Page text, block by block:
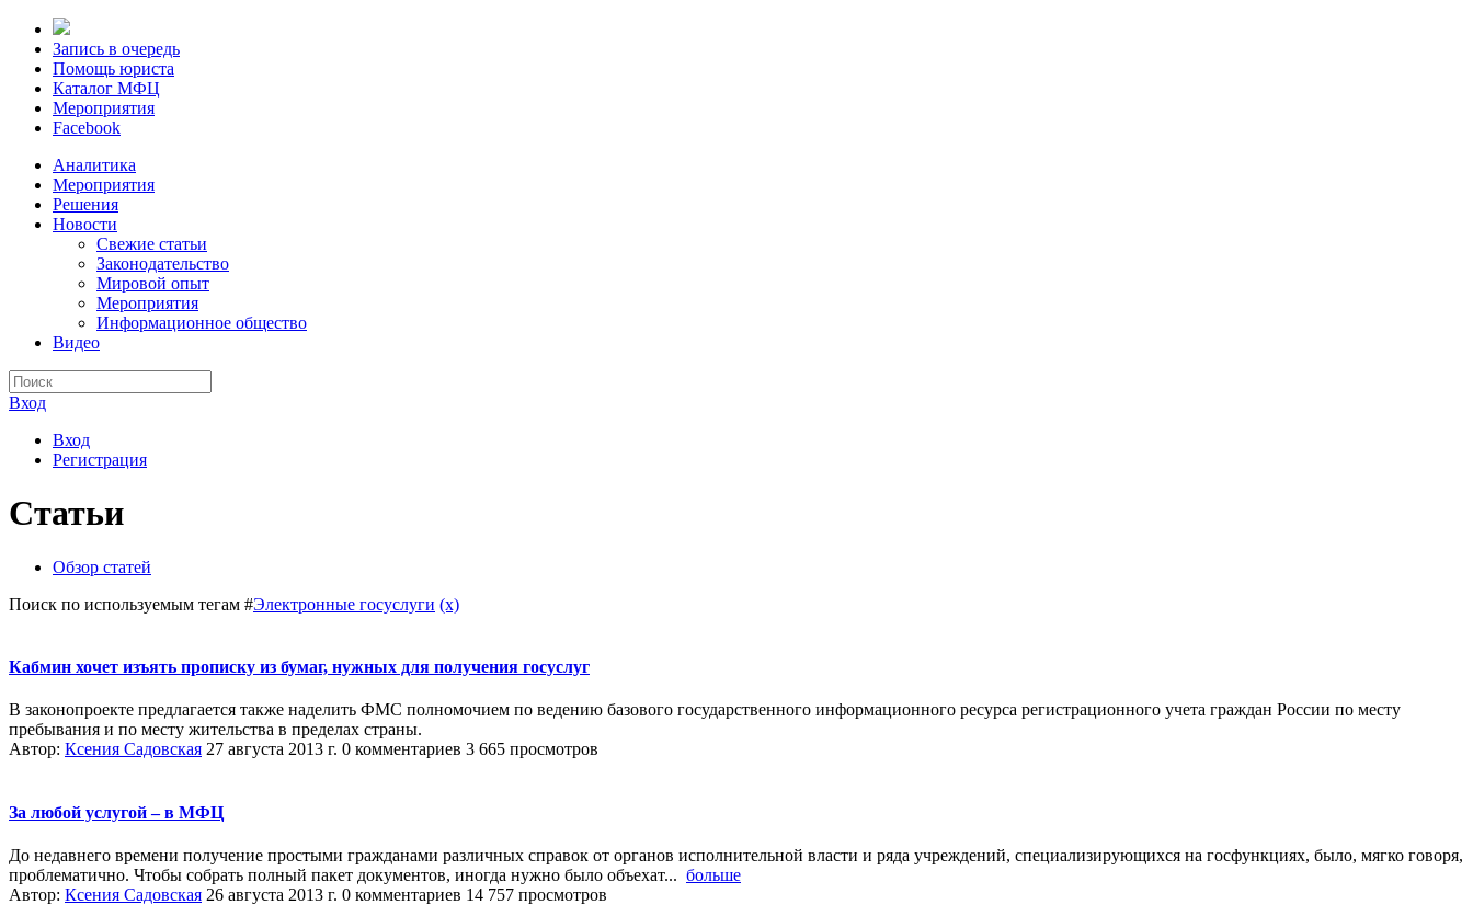
Запись в очередь
Помощь юриста
Каталог МФЦ
Мероприятия
Facebook
Аналитика
Мероприятия
Решения
Новости
Свежие статьи
Законодательство
Мировой опыт
Мероприятия
Информационное общество
Видео
Вход
Вход
Регистрация
Статьи
Обзор статей
Поиск по используемым тегам #Электронные госуслуги (x)
Кабмин хочет изъять прописку из бумаг, нужных для получения госуслуг
В законопроекте предлагается также наделить ФМС полномочием по ведению базового государственного информационного ресурса регистрационного учета граждан России по месту
пребывания и по месту жительства в пределах страны.
Автор: Ксения Садовская 27 августа 2013 г. 0 комментариев 3 665 просмотров
За любой услугой – в МФЦ
До недавнего времени получение простыми гражданами различных справок от органов исполнительной власти и ряда учреждений, специализирующихся на госфункциях, было, мягко говоря,
проблематично. Чтобы собрать полный пакет документов, иногда нужно было объехат... больше
Автор: Ксения Садовская 26 августа 2013 г. 0 комментариев 14 757 просмотров